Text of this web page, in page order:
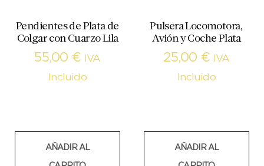
Pendientes de Plata de
Colgar con Cuarzo Lila
55,00 €
IVA
Incluido
AÑADIR AL
Pulsera Locomotora,
Avión y Coche Plata
25,00 €
IVA
Incluido
AÑADIR AL